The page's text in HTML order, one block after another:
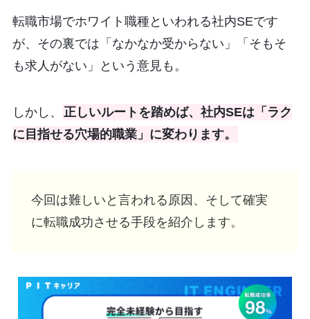
転職市場でホワイト職種といわれる社内SEです
が、その裏では「なかなか受からない」「そもそ
も求人がない」という意見も。
しかし、
正しいルートを踏めば、社内SEは「ラク
に目指せる穴場的職業」に変わります。
今回は難しいと言われる原因、そして確実
に転職成功させる手段を紹介します。